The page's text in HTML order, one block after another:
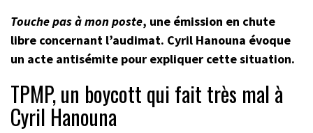
Touche pas à mon poste, une émission en chute
libre concernant l’audimat. Cyril Hanouna évoque
un acte antisémite pour expliquer cette situation.
TPMP, un boycott qui fait très mal à
Cyril Hanouna